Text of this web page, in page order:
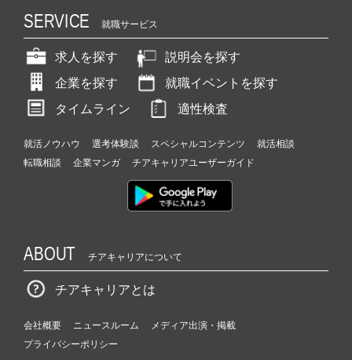
SERVICE 就職サービス
求人を探す
説明会を探す
企業を探す
就職イベントを探す
タイムライン
適性検査
就活ノウハウ 選考体験談 スペシャルコンテンツ
就活相談
転職相談
企業マンガ チアキャリアユーザーガイド
ABOUT チアキャリアについて
チアキャリアとは
会社概要 ニュースルーム
メディア出演・掲載
プライバシーポリシー